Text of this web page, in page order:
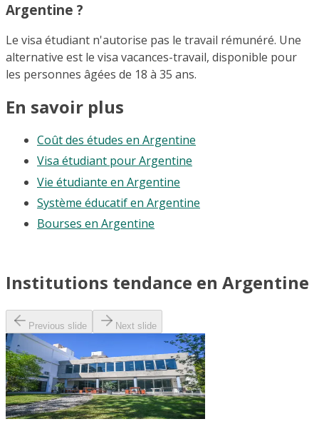
Argentine ?
Le visa étudiant n'autorise pas le travail rémunéré. Une
alternative est le visa vacances-travail, disponible pour
les personnes âgées de 18 à 35 ans.
En savoir plus
Coût des études en Argentine
Visa étudiant pour Argentine
Vie étudiante en Argentine
Système éducatif en Argentine
Bourses en Argentine
Institutions tendance en Argentine
Previous slide Next slide